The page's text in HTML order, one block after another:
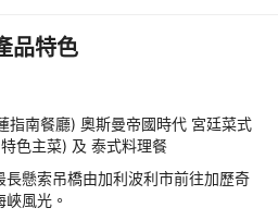
品特色
指南餐廳) 奧斯曼帝國時代 宮廷菜式
色主菜) 及 泰式料理餐
懸索吊橋由加利波利市前往加歷奇
風光。